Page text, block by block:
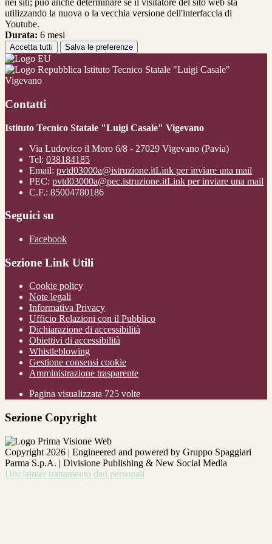
nei siti; può anche determinare se il visitatore del sito web sta
utilizzando la nuova o la vecchia versione dell'interfaccia di
Youtube.
Durata: 6 mesi
Accetta tutti Salva le preferenze
Istituto Tecnico Statale "Luigi Casale"
Vigevano
Contatti
Istituto Tecnico Statale "Luigi Casale" Vigevano
Via Ludovico il Moro 6/8 - 27029 Vigevano (Pavia)
Tel: 038184185
Email: pvtd03000a@istruzione.itLink per inviare una mail
PEC: pvtd03000a@pec.istruzione.itLink per inviare una mail
C.F.: 85004780186
Seguici su
Facebook
Sezione Link Utili
Cookie policy
Note legali
Informativa Privacy
Ufficio Relazioni con il Pubblico
Dichiarazione di accessibilità
Obiettivi di accessibilità
Whistleblowing
Gestione consensi cookie
Amministrazione trasparente
Pagina visualizzata 725 volte
Sezione Copyright
Copyright 2026 | Engineered and powered by Gruppo Spaggiari
Parma S.p.A. | Divisione Publishing & New Social Media
Disclaimer trattamento dati personali